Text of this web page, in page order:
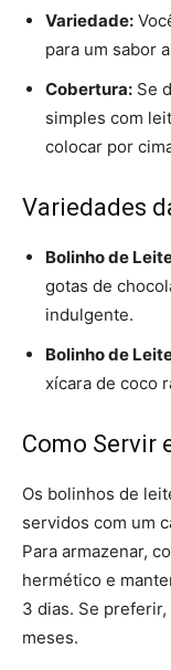
Variedade:
para um sabor
Cobertura: Se
simples com
colocar por
Variedades
Bolinho de
gotas de
indulgente.
Bolinho de
xícara de coco
Como Servir
Os bolinhos de
servidos com um
Para armazenar,
hermético e
3 dias. Se
meses.